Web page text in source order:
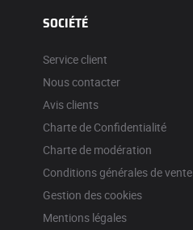
SOCIÉTÉ
Service client
Nous contacter
Avis clients
Charte de Confidentialité
Charte de modération
Conditions générales de vente
Gestion des cookies
Mentions légales